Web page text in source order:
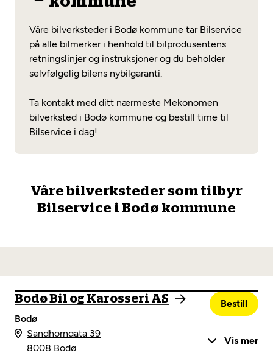
Se alle (52) tjenester her
Les mer
Mekonomen Fleet
Fritt verkstedvalg
Lønnsomt valg
Mobilitetsgaranti
Opprett en konto
Våre bilverksteder i Bodø kommune tar Bilservice
på alle bilmerker i henhold til bilprodusentens
retningslinjer og instruksjoner og du beholder
selvfølgelig bilens nybilgaranti.
Ta kontakt med ditt nærmeste Mekonomen
bilverksted i Bodø kommune og bestill time til
Bilservice i dag!
Våre bilverksteder som tilbyr
Bilservice i Bodø kommune
Bodø Bil og Karosseri AS
Bodø
Bestill
Sandhorngata 39
8008 Bodø
Vis mer